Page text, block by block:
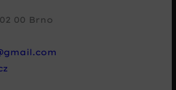
00 Brno